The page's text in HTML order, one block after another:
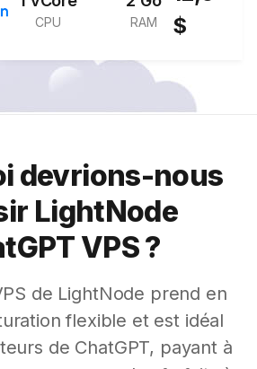
CPU RAM
$
devrions-nous
LightNode
VPS ?
de LightNode prend en
flexible et est idéal
de ChatGPT, payant à